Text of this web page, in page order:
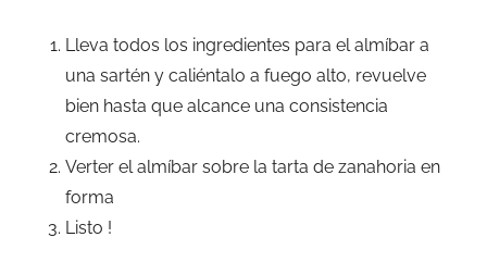
Lleva todos los ingredientes para el almíbar a
una sartén y caliéntalo a fuego alto, revuelve
bien hasta que alcance una consistencia
cremosa.
Verter el almíbar sobre la tarta de zanahoria en
forma
Listo !